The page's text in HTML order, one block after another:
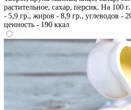
растительное, сахар, персик. На 100
- 5,9 гр., жиров - 8,9 гр., углеводов -
ценность - 190 ккал